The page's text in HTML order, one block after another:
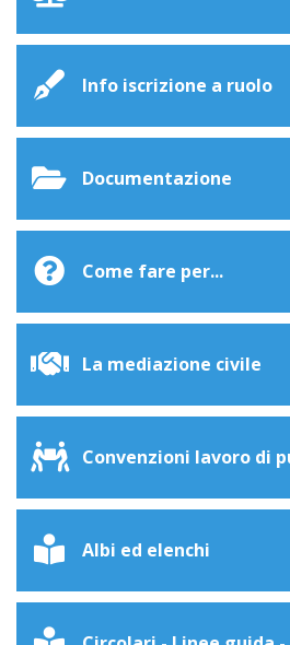
Info iscrizione a ruolo
Documentazione
Come fare per...
La mediazione civile
Convenzioni lavoro di
Albi ed elenchi